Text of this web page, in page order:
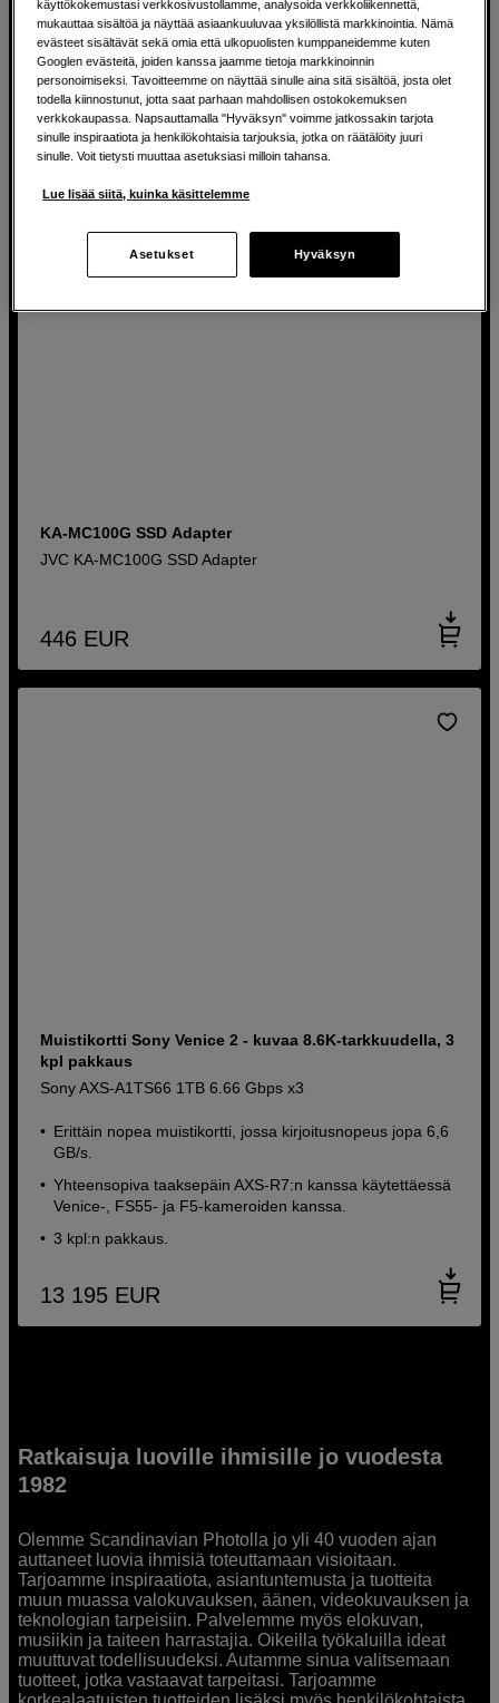
Ronin 4D PROSSD Mount
DJI PROSSD Mount
186 EUR
KA-MC100G SSD Adapter
JVC KA-MC100G SSD Adapter
446 EUR
Muistikortti Sony Venice 2 - kuvaa 8.6K-tarkkuudella, 3
kpl pakkaus
Sony AXS-A1TS66 1TB 6.66 Gbps x3
Erittäin nopea muistikortti, jossa kirjoitusnopeus jopa 6,6
GB/s.
Yhteensopiva taaksepäin AXS-R7:n kanssa käytettäessä
Venice-, FS55- ja F5-kameroiden kanssa.
3 kpl:n pakkaus.
13 195 EUR
Ratkaisuja luoville ihmisille jo vuodesta
1982
Olemme Scandinavian Photolla jo yli 40 vuoden ajan
auttaneet luovia ihmisiä toteuttamaan visioitaan.
Tarjoamme inspiraatiota, asiantuntemusta ja tuotteita
muun muassa valokuvauksen, äänen, videokuvauksen ja
teknologian tarpeisiin. Palvelemme myös elokuvan,
musiikin ja taiteen harrastajia. Oikeilla työkaluilla ideat
muuttuvat todellisuudeksi. Autamme sinua valitsemaan
tuotteet, jotka vastaavat tarpeitasi. Tarjoamme
käyttökokemustasi verkkosivustollamme, analysoida verkkoliikennettä,
mukauttaa sisältöä ja näyttää asiaankuuluvaa yksilöllistä markkinointia. Nämä
evästeet sisältävät sekä omia että ulkopuolisten kumppaneidemme kuten
Googlen evästeitä, joiden kanssa jaamme tietoja markkinoinnin
personoimiseksi. Tavoitteemme on näyttää sinulle aina sitä sisältöä, josta olet
todella kiinnostunut, jotta saat parhaan mahdollisen ostokokemuksen
verkkokaupassa. Napsauttamalla "Hyväksyn" voimme jatkossakin tarjota
sinulle inspiraatiota ja henkilökohtaisia tarjouksia, jotka on räätälöity juuri
sinulle. Voit tietysti muuttaa asetuksiasi milloin tahansa.
Lue lisää siitä, kuinka käsittelemme
Asetukset Hyväksyn